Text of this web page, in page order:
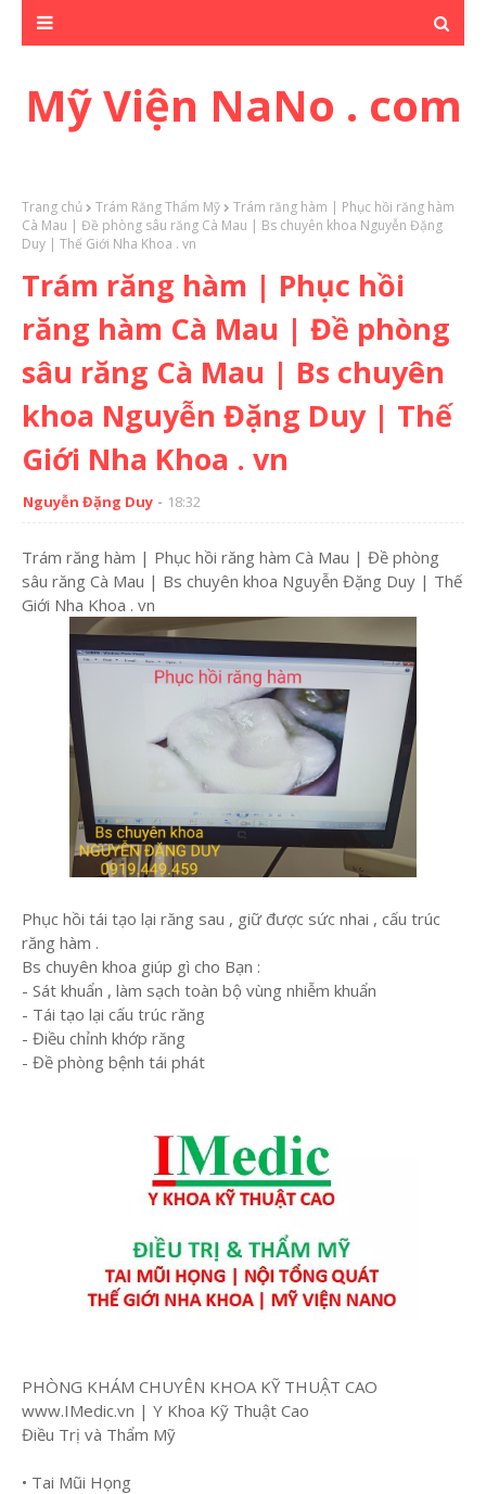
Mỹ Viện NaNo . com
Trang chủ Trám Răng Thẩm Mỹ
Trám răng hàm | Phục hồi răng hàm
Cà Mau | Đề phòng sâu răng Cà Mau | Bs chuyên khoa Nguyễn Đặng
Duy | Thế Giới Nha Khoa . vn
Trám răng hàm | Phục hồi
răng hàm Cà Mau | Đề phòng
sâu răng Cà Mau | Bs chuyên
khoa Nguyễn Đặng Duy | Thế
Giới Nha Khoa . vn
Nguyễn Đặng Duy 18:32
Trám răng hàm | Phục hồi răng hàm Cà Mau | Đề phòng
sâu răng Cà Mau | Bs chuyên khoa Nguyễn Đặng Duy | Thế
Giới Nha Khoa . vn
Phục hồi tái tạo lại răng sau , giữ được sức nhai , cấu trúc
răng hàm .
Bs chuyên khoa giúp gì cho Bạn :
- Sát khuẩn , làm sạch toàn bộ vùng nhiễm khuẩn
- Tái tạo lại cấu trúc răng
- Điều chỉnh khớp răng
- Đề phòng bệnh tái phát
PHÒNG KHÁM CHUYÊN KHOA KỸ THUẬT CAO
www.IMedic.vn | Y Khoa Kỹ Thuật Cao
Điều Trị và Thẩm Mỹ
• Tai Mũi Họng